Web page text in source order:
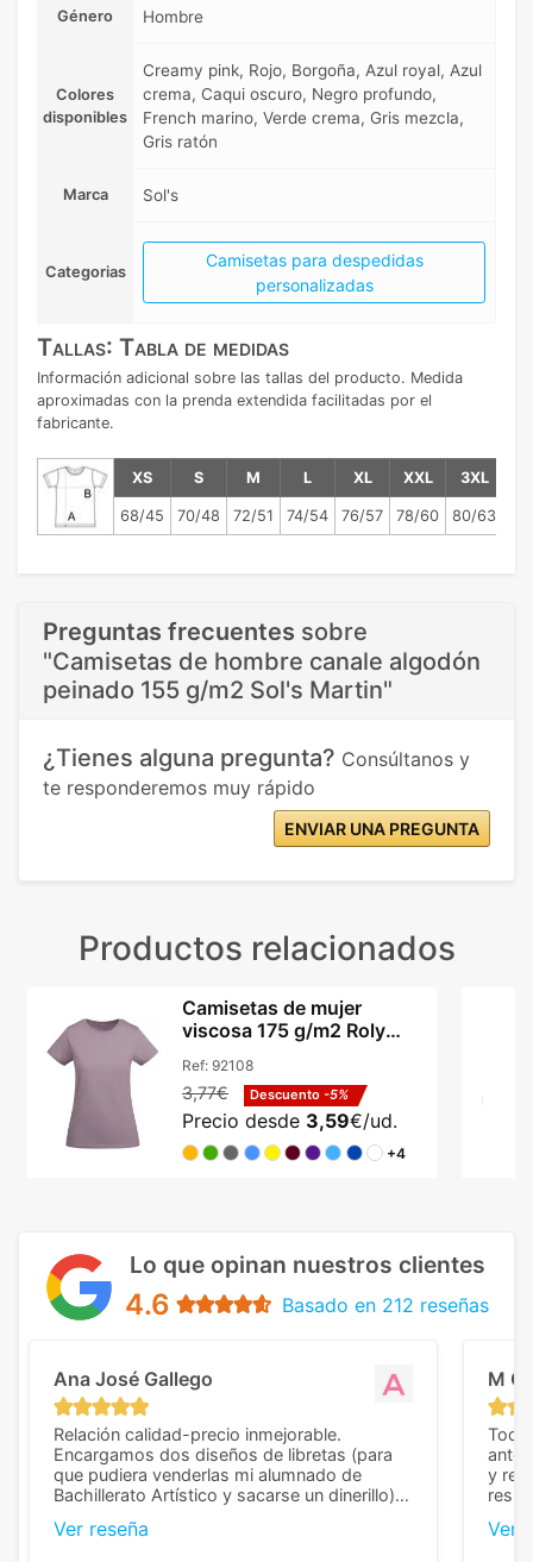
Género Hombre
Colores
disponibles
Creamy pink, Rojo, Borgoña, Azul royal, Azul
crema, Caqui oscuro, Negro profundo,
French marino, Verde crema, Gris mezcla,
Gris ratón
Marca Sol's
Categorias
Camisetas para despedidas
personalizadas
Tallas: Tabla de medidas
Información adicional sobre las tallas del producto. Medida
aproximadas con la prenda extendida facilitadas por el
fabricante.
XS S M L XL XXL 3XL
68/45 70/48 72/51 74/54 76/57 78/60 80/63
Preguntas frecuentes sobre
"Camisetas de hombre canale algodón
peinado 155 g/m2 Sol's Martin"
¿Tienes alguna pregunta? Consúltanos y
te responderemos muy rápido
ENVIAR UNA PREGUNTA
Productos relacionados
Camisetas de mujer
viscosa 175 g/m2 Roly
Ref: 92108
3,77€ Descuento -5%
Precio desde 3,59€/ud.
+4
Lo que opinan nuestros clientes
4.6 Basado en 212 reseñas
Ana José Gallego
Relación calidad-precio inmejorable.
Encargamos dos diseños de libretas (para
que pudiera venderlas mi alumnado de
Bachillerato Artístico y sacarse un dinerillo) y
diferencia, con libretas de muy buena calidad
Ver reseña
M C
Todo
y
Ver